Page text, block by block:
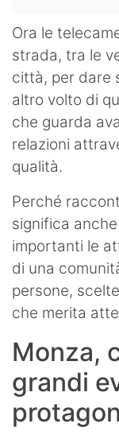
Ora le
strada, tra le
città, per dare
altro volto di
che guarda
relazioni
qualità.
Perché
significa
importanti le
di una
persone,
che merita
Monza,
grandi